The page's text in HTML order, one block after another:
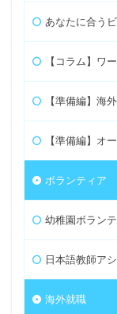
あなたに合う
【コラム】ワ
【準備編】海
【準備編】オ
ボランティア
幼稚園ボラン
日本語教師ア
海外就職